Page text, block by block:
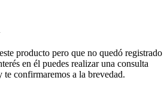
producto pero que no quedó registrado
en él puedes realizar una consulta
confirmaremos a la brevedad.